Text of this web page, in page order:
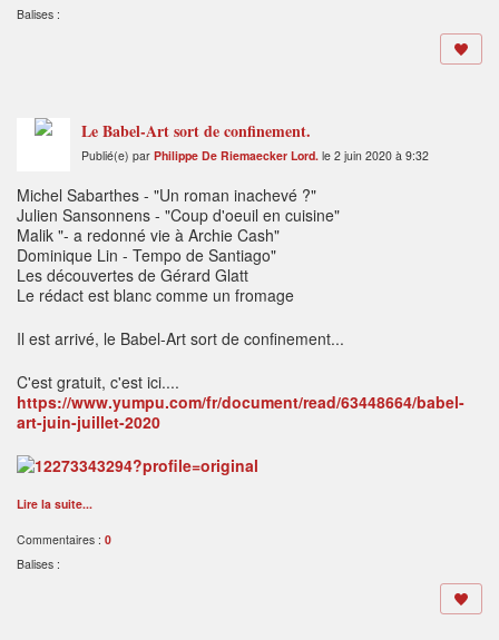
Balises :
Le Babel-Art sort de confinement.
Publié(e) par Philippe De Riemaecker Lord. le 2 juin 2020 à 9:32
Michel Sabarthes - "Un roman inachevé ?"
Julien Sansonnens - "Coup d'oeuil en cuisine"
Malik "- a redonné vie à Archie Cash"
Dominique Lin - Tempo de Santiago"
Les découvertes de Gérard Glatt
Le rédact est blanc comme un fromage
Il est arrivé, le Babel-Art sort de confinement...
C'est gratuit, c'est ici....
https://www.yumpu.com/fr/document/read/63448664/babel-
art-juin-juillet-2020
Lire la suite...
Commentaires : 0
Balises :